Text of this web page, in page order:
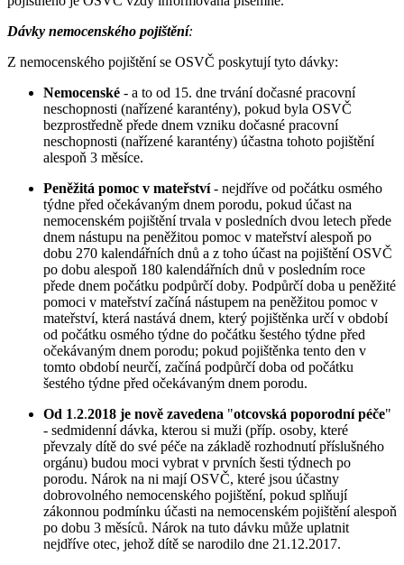
Dávky nemocenského pojištění:
Z nemocenského pojištění se OSVČ poskytují tyto dávky:
Nemocenské - a to od 15. dne trvání dočasné pracovní
neschopnosti (nařízené karantény), pokud byla OSVČ
bezprostředně přede dnem vzniku dočasné pracovní
neschopnosti (nařízené karantény) účastna tohoto pojištění
alespoň 3 měsíce.
Peněžitá pomoc v mateřství- nejdříve od počátku osmého
týdne před očekávaným dnem porodu, pokud účast na
nemocenském pojištění trvala v posledních dvou letech přede
dnem nástupu na peněžitou pomoc v mateřství alespoň po
dobu 270 kalendářních dnů a z toho účast na pojištění OSVČ
po dobu alespoň 180 kalendářních dnů v posledním roce
přede dnem počátku podpůrčí doby. Podpůrčí doba u peněžité
pomoci v mateřství začíná nástupem na peněžitou pomoc v
mateřství, která nastává dnem, který pojištěnka určí v období
od počátku osmého týdne do počátku šestého týdne před
očekávaným dnem porodu; pokud pojištěnka tento den v
tomto období neurčí, začíná podpůrčí doba od počátku
šestého týdne před očekávaným dnem porodu.
Od 1.2.2018 je nově zavedena "otcovská poporodní péče"
- sedmidenní dávka, kterou si muži (příp. osoby, které
převzaly dítě do své péče na základě rozhodnutí příslušného
orgánu) budou moci vybrat v prvních šesti týdnech po
porodu. Nárok na ni mají OSVČ, které jsou účastny
dobrovolného nemocenského pojištění, pokud splňují
zákonnou podmínku účasti na nemocenském pojištění alespoň
po dobu 3 měsíců. Nárok na tuto dávku může uplatnit
nejdříve otec, jehož dítě se narodilo dne 21.12.2017.